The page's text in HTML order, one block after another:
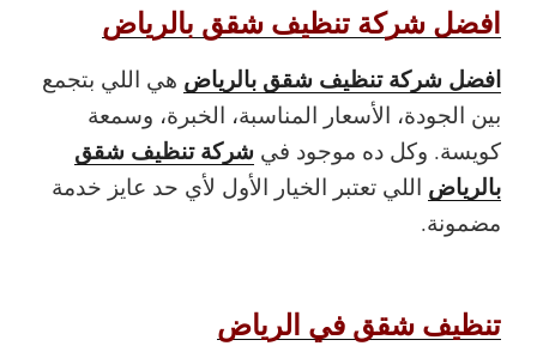
افضل شركة تنظيف شقق بالرياض
افضل شركة تنظيف شقق بالرياض هي اللي بتجمع
بين الجودة، الأسعار المناسبة، الخبرة، وسمعة
كويسة. وكل ده موجود في شركة تنظيف شقق
بالرياض اللي تعتبر الخيار الأول لأي حد عايز خدمة
مضمونة.
تنظيف شقق في الرياض